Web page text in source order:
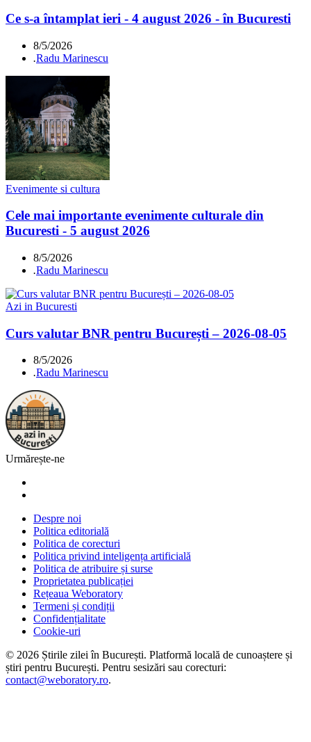
Ce s-a întamplat ieri - 4 august 2026 - în Bucuresti
8/5/2026
.Radu Marinescu
Evenimente si cultura
Cele mai importante evenimente culturale din
Bucuresti - 5 august 2026
8/5/2026
.Radu Marinescu
Azi in Bucuresti
Curs valutar BNR pentru București – 2026-08-05
8/5/2026
.Radu Marinescu
Urmărește-ne
Despre noi
Politica editorială
Politica de corecturi
Politica privind inteligența artificială
Politica de atribuire și surse
Proprietatea publicației
Rețeaua Weboratory
Termeni și condiții
Confidențialitate
Cookie-uri
© 2026 Știrile zilei în București. Platformă locală de cunoaștere și
știri pentru București. Pentru sesizări sau corecturi:
contact@weboratory.ro.